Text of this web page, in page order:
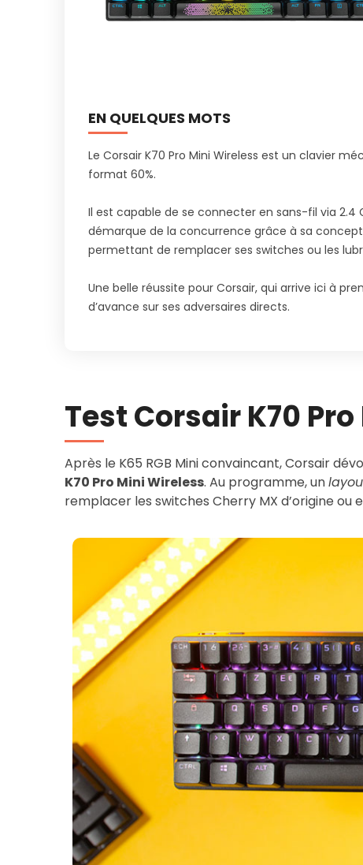
EN QUELQUES MOTS
Le Corsair K70 Pro Mini Wireless est un clavier
format 60%.
Il est capable de se connecter en sans-fil via 2.4
démarque de la concurrence grâce à sa
permettant de remplacer ses switches ou les
Une belle réussite pour Corsair, qui arrive ici à
d’avance sur ses adversaires directs.
Test Corsair K70
Après le K65 RGB Mini convaincant, Corsair
K70 Pro Mini Wireless. Au programme, un
remplacer les switches Cherry MX d’origine ou